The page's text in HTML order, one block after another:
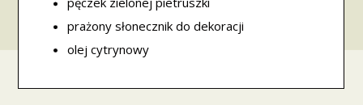
prażony słonecznik do dekoracji
olej cytrynowy